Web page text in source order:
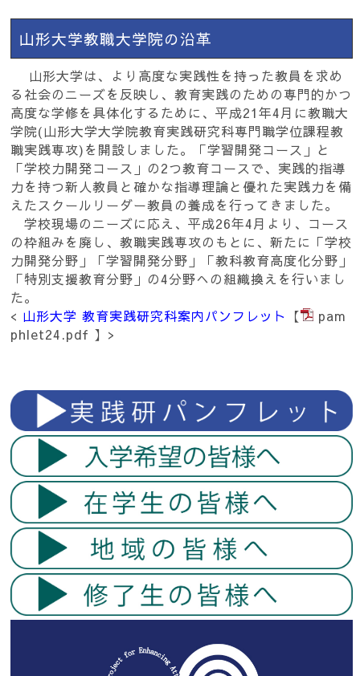
山形大学教職大学院の沿革
山形大学は、より高度な実践性を持った教員を求め
る社会のニーズを反映し、教育実践のための専門的かつ
高度な学修を具体化するために、平成21年4月に教職大
学院(山形大学大学院教育実践研究科専門職学位課程教
職実践専攻)を開設しました。「学習開発コース」と
「学校力開発コース」の2つ教育コースで、実践的指導
力を持つ新人教員と確かな指導理論と優れた実践力を備
えたスクールリーダー教員の養成を行ってきました。
学校現場のニーズに応え、平成26年4月より、コース
の枠組みを廃し、教職実践専攻のもとに、新たに「学校
力開発分野」「学習開発分野」「教科教育高度化分野」
「特別支援教育分野」の4分野への組織換えを行いまし
た。
< 山形大学 教育実践研究科案内パンフレット 【
pam
phlet24.pdf 】>